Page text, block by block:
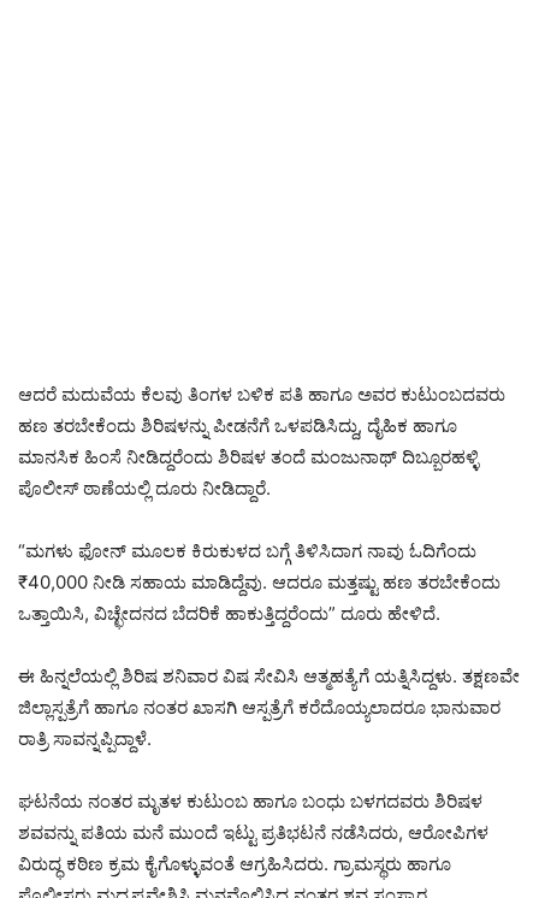
ಆದರೆ ಮದುವೆಯ ಕೆಲವು ತಿಂಗಳ ಬಳಿಕ ಪತಿ ಹಾಗೂ ಅವರ ಕುಟುಂಬದವರು
ಹಣ ತರಬೇಕೆಂದು ಶಿರಿಷಳನ್ನು ಪೀಡನೆಗೆ ಒಳಪಡಿಸಿದ್ದು, ದೈಹಿಕ ಹಾಗೂ
ಮಾನಸಿಕ ಹಿಂಸೆ ನೀಡಿದ್ದರೆಂದು ಶಿರಿಷಳ ತಂದೆ ಮಂಜುನಾಥ್ ದಿಬ್ಬೂರಹಳ್ಳಿ
ಪೊಲೀಸ್ ಠಾಣೆಯಲ್ಲಿ ದೂರು ನೀಡಿದ್ದಾರೆ.
“ಮಗಳು ಫೋನ್ ಮೂಲಕ ಕಿರುಕುಳದ ಬಗ್ಗೆ ತಿಳಿಸಿದಾಗ ನಾವು ಓದಿಗೆಂದು
₹40,000 ನೀಡಿ ಸಹಾಯ ಮಾಡಿದ್ದೆವು. ಆದರೂ ಮತ್ತಷ್ಟು ಹಣ ತರಬೇಕೆಂದು
ಒತ್ತಾಯಿಸಿ, ವಿಚ್ಛೇದನದ ಬೆದರಿಕೆ ಹಾಕುತ್ತಿದ್ದರೆಂದು” ದೂರು ಹೇಳಿದೆ.
ಈ ಹಿನ್ನಲೆಯಲ್ಲಿ ಶಿರಿಷ ಶನಿವಾರ ವಿಷ ಸೇವಿಸಿ ಆತ್ಮಹತ್ಯೆಗೆ ಯತ್ನಿಸಿದ್ದಳು. ತಕ್ಷಣವೇ
ಜಿಲ್ಲಾಸ್ಪತ್ರೆಗೆ ಹಾಗೂ ನಂತರ ಖಾಸಗಿ ಆಸ್ಪತ್ರೆಗೆ ಕರೆದೊಯ್ಯಲಾದರೂ ಭಾನುವಾರ
ರಾತ್ರಿ ಸಾವನ್ನಪ್ಪಿದ್ದಾಳೆ.
ಘಟನೆಯ ನಂತರ ಮೃತಳ ಕುಟುಂಬ ಹಾಗೂ ಬಂಧು ಬಳಗದವರು ಶಿರಿಷಳ
ಶವವನ್ನು ಪತಿಯ ಮನೆ ಮುಂದೆ ಇಟ್ಟು ಪ್ರತಿಭಟನೆ ನಡೆಸಿದರು, ಆರೋಪಿಗಳ
ವಿರುದ್ಧ ಕಠಿಣ ಕ್ರಮ ಕೈಗೊಳ್ಳುವಂತೆ ಆಗ್ರಹಿಸಿದರು. ಗ್ರಾಮಸ್ಥರು ಹಾಗೂ